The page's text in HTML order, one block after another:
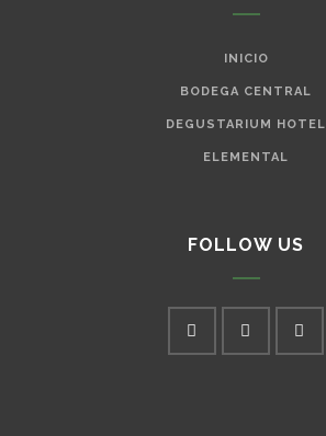
INICIO
BODEGA CENTRAL
DEGUSTARIUM HOTEL
ELEMENTAL
FOLLOW US